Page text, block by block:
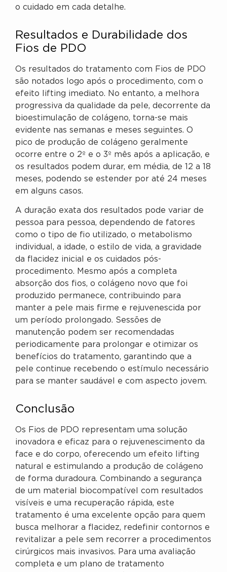
o cuidado em cada detalhe.
Resultados e Durabilidade dos
Fios de PDO
Os resultados do tratamento com Fios de PDO
são notados logo após o procedimento, com o
efeito lifting imediato. No entanto, a melhora
progressiva da qualidade da pele, decorrente da
bioestimulação de colágeno, torna-se mais
evidente nas semanas e meses seguintes. O
pico de produção de colágeno geralmente
ocorre entre o 2º e o 3º mês após a aplicação, e
os resultados podem durar, em média, de 12 a 18
meses, podendo se estender por até 24 meses
em alguns casos.
A duração exata dos resultados pode variar de
pessoa para pessoa, dependendo de fatores
como o tipo de fio utilizado, o metabolismo
individual, a idade, o estilo de vida, a gravidade
da flacidez inicial e os cuidados pós-
procedimento. Mesmo após a completa
absorção dos fios, o colágeno novo que foi
produzido permanece, contribuindo para
manter a pele mais firme e rejuvenescida por
um período prolongado. Sessões de
manutenção podem ser recomendadas
periodicamente para prolongar e otimizar os
benefícios do tratamento, garantindo que a
pele continue recebendo o estímulo necessário
para se manter saudável e com aspecto jovem.
Conclusão
Os Fios de PDO representam uma solução
inovadora e eficaz para o rejuvenescimento da
face e do corpo, oferecendo um efeito lifting
natural e estimulando a produção de colágeno
de forma duradoura. Combinando a segurança
de um material biocompatível com resultados
visíveis e uma recuperação rápida, este
tratamento é uma excelente opção para quem
busca melhorar a flacidez, redefinir contornos e
revitalizar a pele sem recorrer a procedimentos
cirúrgicos mais invasivos. Para uma avaliação
completa e um plano de tratamento